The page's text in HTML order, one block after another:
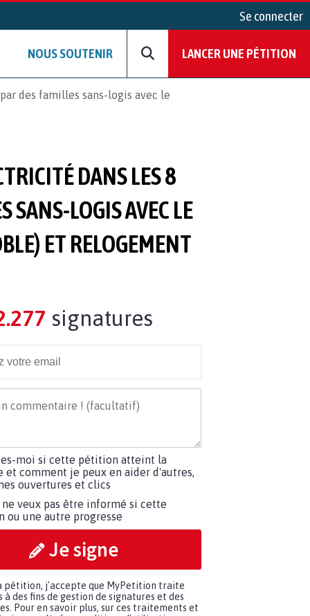
Se connecter
NOUS SOUTENIR LANCER UNE PÉTITION
des familles sans-logis avec le
DANS LES 8
SANS-LOGIS AVEC LE
ET RELOGEMENT
signatures
moi si cette pétition atteint la
et comment je peux en aider d'autres,
ouvertures et clics
ne veux pas être informé si cette
ou une autre progresse
Je signe
pétition, j'accepte que MyPetition traite
à des fins de gestion de signatures et des
Pour en savoir plus, sur ces traitements et